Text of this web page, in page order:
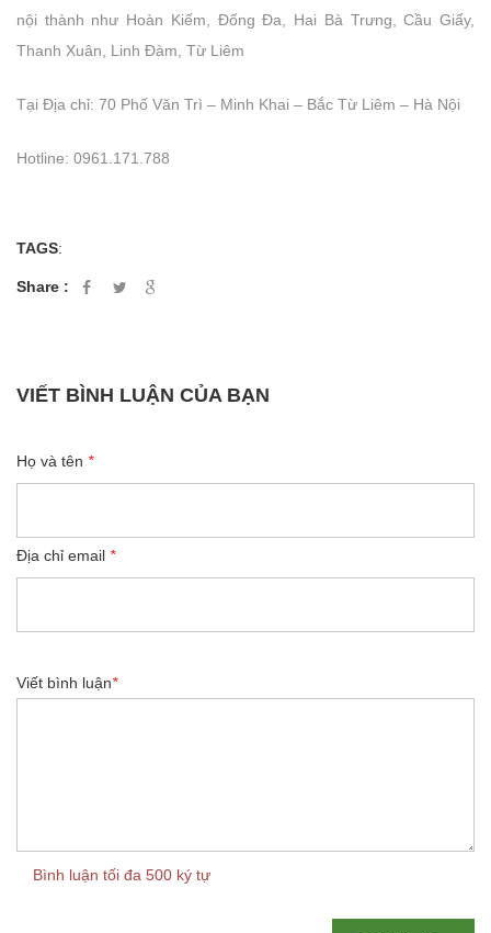
nội thành như Hoàn Kiếm, Đống Đa, Hai Bà Trưng, Cầu Giấy,
Thanh Xuân, Linh Đàm, Từ Liêm
Tại Địa chỉ: 70 Phố Văn Trì – Minh Khai – Bắc Từ Liêm – Hà Nội
Hotline: 0961.171.788
TAGS:
Share :
VIẾT BÌNH LUẬN CỦA BẠN
Họ và tên *
Địa chỉ email *
Viết bình luận*
Bình luận tối đa 500 ký tự